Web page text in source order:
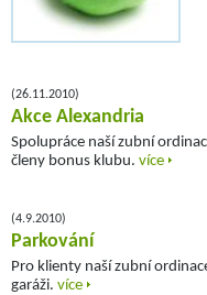
(26.11.2010)
Akce Alexandria
Spolupráce naší zubní
členy bonus klubu. více
(4.9.2010)
Parkování
Pro klienty naší zubní
garáži. více